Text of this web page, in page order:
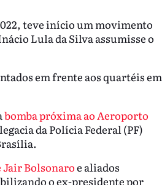
teve início um movimento
Lula da Silva assumisse o
em frente aos quartéis em
bomba próxima ao Aeroporto
da Polícia Federal (PF)
Jair Bolsonaroe aliados
o ex-presidente por